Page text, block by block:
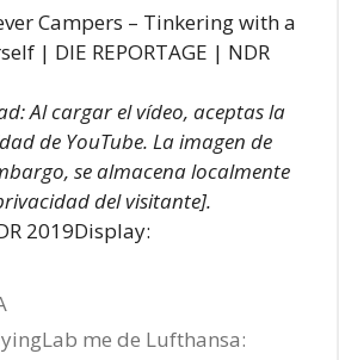
Campers – Tinkering with a
| DIE REPORTAGE | NDR
Al cargar el vídeo, aceptas la
de YouTube. La imagen de
se almacena localmente
del visitante].
2019Display:
me de Lufthansa: